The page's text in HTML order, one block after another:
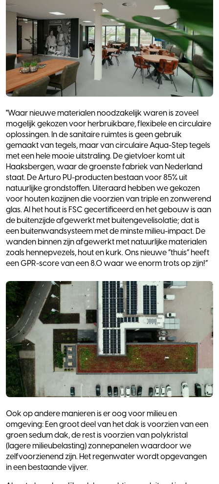
"Waar nieuwe materialen noodzakelijk waren is zoveel
mogelijk gekozen voor herbruikbare, flexibele en circulaire
oplossingen. In de sanitaire ruimtes is geen gebruik
gemaakt van tegels, maar van circulaire Aqua-Step tegels
met een hele mooie uitstraling. De gietvloer komt uit
Haaksbergen, waar de groenste fabriek van Nederland
staat. De Arturo PU-producten bestaan voor 85% uit
natuurlijke grondstoffen. Uiteraard hebben we gekozen
voor houten kozijnen die voorzien van triple en zonwerend
glas. Al het hout is FSC gecertificeerd en het gebouw is aan
de buitenzijde afgewerkt met buitengevelisolatie; dat is
een buitenwandsysteem met de minste milieu-impact. De
wanden binnen zijn afgewerkt met natuurlijke materialen
zoals hennepvezels, hout en kurk. Ons nieuwe “thuis” heeft
een GPR-score van een 8.0 waar we enorm trots op zijn!”
Ook op andere manieren is er oog voor milieu en
omgeving: Een groot deel van het dak is voorzien van een
groen sedum dak, de rest is voorzien van polykristal
(lagere milieubelasting) zonnepanelen waardoor we
zelfvoorzienend zijn. Het regenwater wordt opgevangen
in een bestaande vijver.